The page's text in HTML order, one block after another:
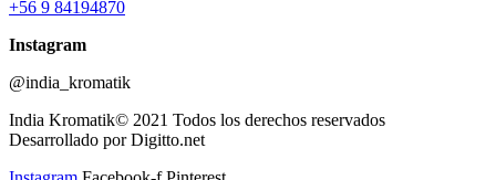
+56 9 84194870
Instagram
@india_kromatik
India Kromatik© 2021 Todos los derechos reservados
Desarrollado por Digitto.net